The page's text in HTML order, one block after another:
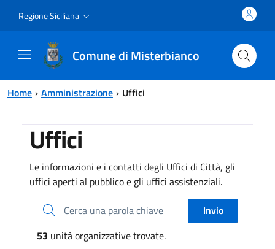
Regione Siciliana
Comune di Misterbianco
Home Amministrazione Uffici
Uffici
Le informazioni e i contatti degli Uffici di Città, gli
uffici aperti al pubblico e gli uffici assistenziali.
Cerca una parola chiave
Invio
53 unità organizzative trovate.